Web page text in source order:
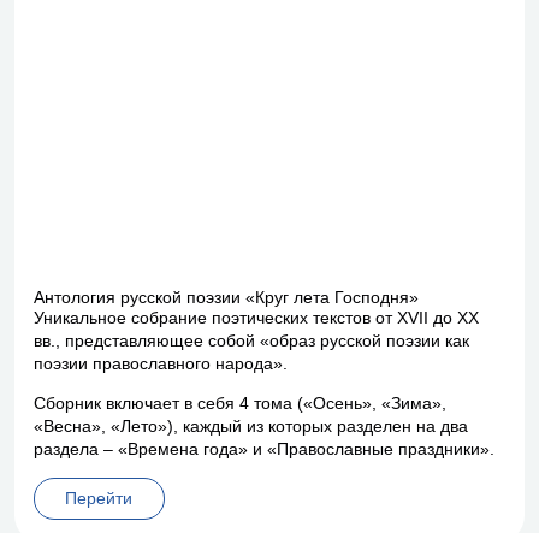
Антология русской поэзии «Круг лета Господня»
Уникальное собрание поэтических текстов от XVII до XX
вв., представляющее собой «образ русской поэзии как
поэзии православного народа».
Сборник включает в себя 4 тома («Осень», «Зима»,
«Весна», «Лето»), каждый из которых разделен на два
раздела – «Времена года» и «Православные праздники».
Перейти